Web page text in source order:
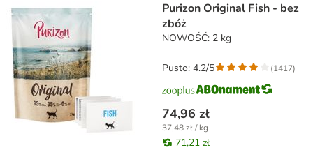
Purizon Original Fish - bez
zbóż
NOWOŚĆ: 2 kg
74,96 zł
37,48 zł / kg
71,21 zł
Pusto: 4.2/5 (1417)